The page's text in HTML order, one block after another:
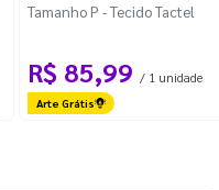
Tamanho P - Tecido Tactel
R$ 85,99 / 1 unidade
Arte Grátis